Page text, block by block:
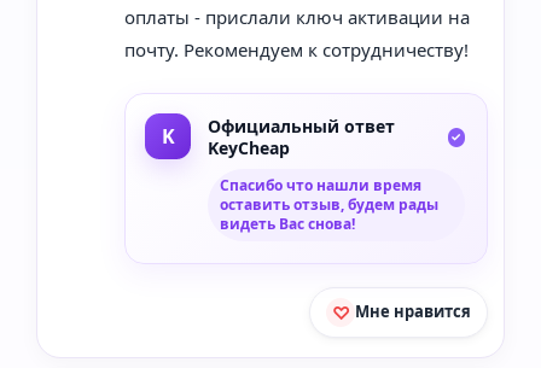
оплаты - прислали ключ активации на
почту. Рекомендуем к сотрудничеству!
Официальный ответ
KeyCheap
Спасибо что нашли время
оставить отзыв, будем рады
видеть Вас снова!
Мне нравится